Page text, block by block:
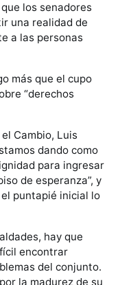
los senadores
una realidad de
a las personas
más que el cupo
“derechos
Cambio, Luis
dando como
para ingresar
de esperanza”, y
puntapié inicial lo
hay que
encontrar
del conjunto.
la madurez de su